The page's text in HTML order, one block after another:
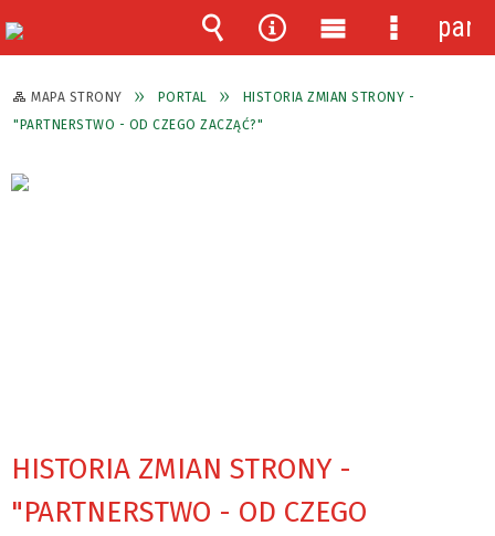
MAPA STRONY PORTAL
HISTORIA ZMIAN STRONY -
"PARTNERSTWO - OD CZEGO ZACZĄĆ?"
HISTORIA ZMIAN STRONY -
"PARTNERSTWO - OD CZEGO
Wyszukiwarka
Narzędzia
Menu
główne
Menu